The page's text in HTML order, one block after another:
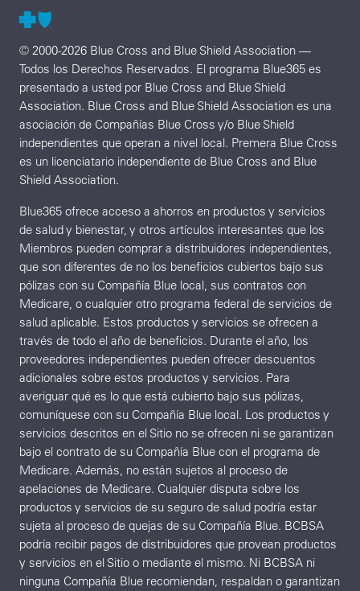
© 2000-2026 Blue Cross and Blue Shield Association —
Todos los Derechos Reservados. El programa Blue365 es
presentado a usted por Blue Cross and Blue Shield
Association. Blue Cross and Blue Shield Association es una
asociación de Compañías Blue Cross y/o Blue Shield
independientes que operan a nivel local. Premera Blue Cross
es un licenciatario independiente de Blue Cross and Blue
Shield Association.
Blue365 ofrece acceso a ahorros en productos y servicios
de salud y bienestar, y otros artículos interesantes que los
Miembros pueden comprar a distribuidores independientes,
que son diferentes de no los beneficios cubiertos bajo sus
pólizas con su Compañía Blue local, sus contratos con
Medicare, o cualquier otro programa federal de servicios de
salud aplicable. Estos productos y servicios se ofrecen a
través de todo el año de beneficios. Durante el año, los
proveedores independientes pueden ofrecer descuentos
adicionales sobre estos productos y servicios. Para
averiguar qué es lo que está cubierto bajo sus pólizas,
comuníquese con su Compañía Blue local. Los productos y
servicios descritos en el Sitio no se ofrecen ni se garantizan
bajo el contrato de su Compañía Blue con el programa de
Medicare. Además, no están sujetos al proceso de
apelaciones de Medicare. Cualquier disputa sobre los
productos y servicios de su seguro de salud podría estar
sujeta al proceso de quejas de su Compañía Blue. BCBSA
podría recibir pagos de distribuidores que provean productos
y servicios en el Sitio o mediante el mismo. Ni BCBSA ni
ninguna Compañía Blue recomiendan, respaldan o garantizan